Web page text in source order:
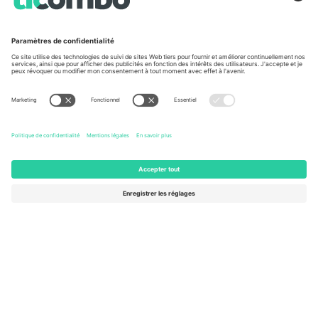
TixProtect
Programme d'affiliation
Comment ça marche
Centre d'information sur la Coupe
Nous contacter